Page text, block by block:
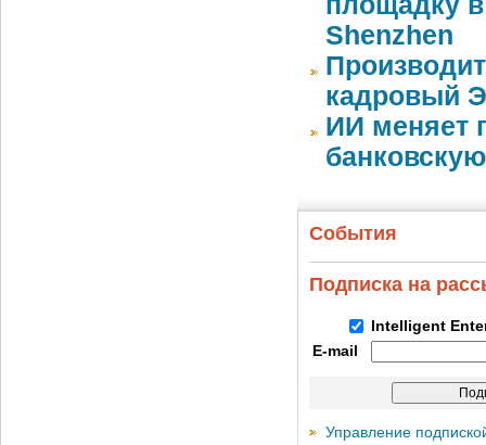
Shenzhen
кадровый
ИИ меняет
События
Подписка на
Intelligent
E-mail
Управление